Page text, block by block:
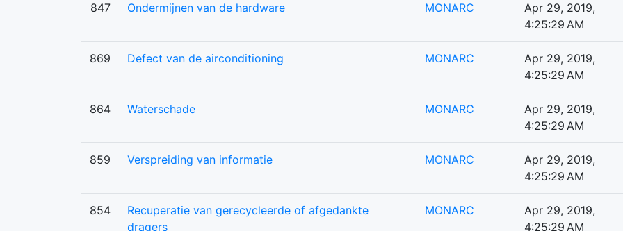
847 Ondermijnen van de hardware MONARC
Apr 29, 2019,
4:25:29 AM
869 Defect van de airconditioning MONARC
Apr 29, 2019,
4:25:29 AM
864 Waterschade MONARC
Apr 29, 2019,
4:25:29 AM
859 Verspreiding van informatie MONARC
Apr 29, 2019,
4:25:29 AM
854
Recuperatie van gerecycleerde of afgedankte
dragers
MONARC
Apr 29, 2019,
4:25:29 AM